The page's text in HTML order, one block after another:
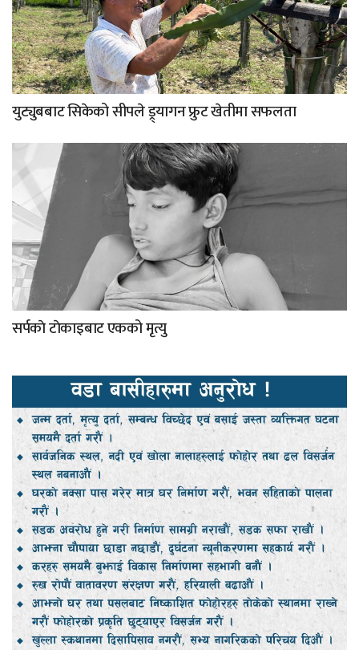
युट्युबबाट सिकेको सीपले ड्र्यागन फ्रुट खेतीमा सफलता
सर्पकाे टाेकाइबाट एकको मृत्यु